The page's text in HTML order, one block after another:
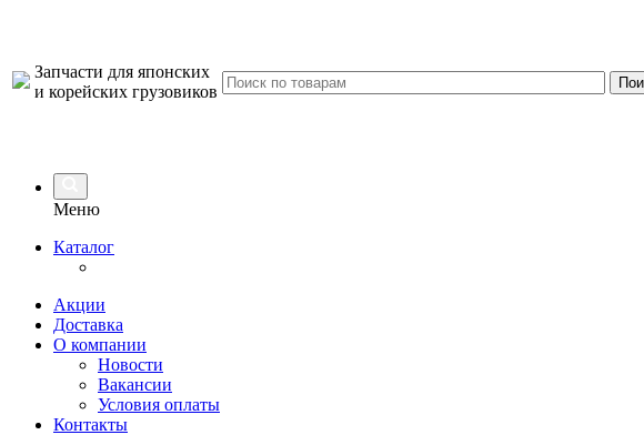
Запчасти для японских
и корейских грузовиков
Меню
Каталог
Акции
Доставка
О компании
Новости
Вакансии
Условия оплаты
Контакты